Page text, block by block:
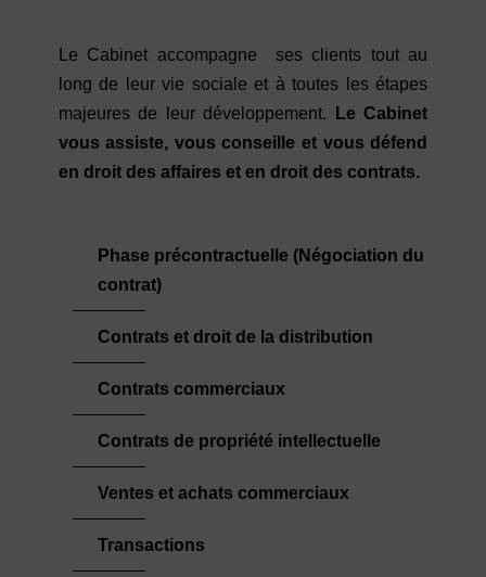
Le Cabinet accompagne ses clients tout au
long de leur vie sociale et à toutes les étapes
majeures de leur développement.
Le Cabinet
vous assiste, vous conseille et vous défend
en droit des affaires et en droit des contrats.
Phase précontractuelle (Négociation du
contrat)
Contrats et droit de la distribution
Contrats commerciaux
Contrats de propriété intellectuelle
Ventes et achats commerciaux
Transactions